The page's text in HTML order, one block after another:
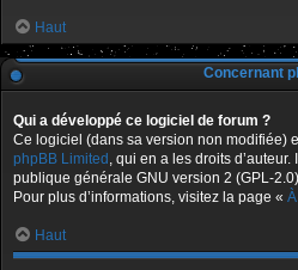
Haut
Concernant
Qui a développé ce logiciel de forum ?
Ce logiciel (dans sa version non modifiée)
phpBB Limited , qui en a les droits
publique générale GNU version 2 (GPL-
Pour plus d’informations, visitez la page «
Haut